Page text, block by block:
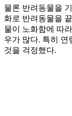
물론 반려동물을
화로 반려동물을
물이 노화함에 따
우가 많다. 특히 연
것을 걱정했다.